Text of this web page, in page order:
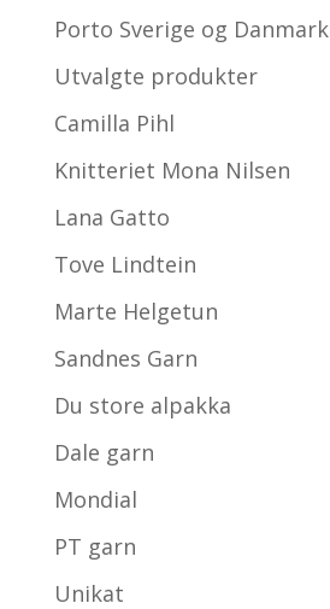
Porto Sverige og Danmark
Utvalgte produkter
Camilla Pihl
Knitteriet Mona Nilsen
Lana Gatto
Tove Lindtein
Marte Helgetun
Sandnes Garn
Du store alpakka
Dale garn
Mondial
PT garn
Unikat